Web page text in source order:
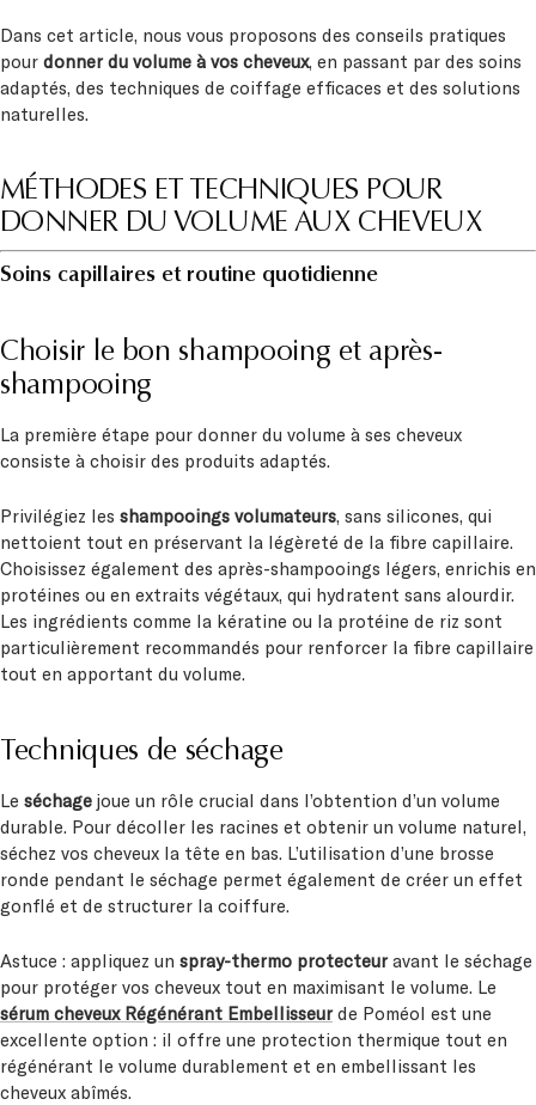
Dans cet article, nous vous proposons des conseils pratiques
pour donner du volume à vos cheveux, en passant par des soins
adaptés, des techniques de coiffage efficaces et des solutions
naturelles.
MÉTHODES ET TECHNIQUES POUR
DONNER DU VOLUME AUX CHEVEUX
Soins capillaires et routine quotidienne
Choisir le bon shampooing et après-
shampooing
La première étape pour donner du volume à ses cheveux
consiste à choisir des produits adaptés.
Privilégiez les shampooings volumateurs, sans silicones, qui
nettoient tout en préservant la légèreté de la fibre capillaire.
Choisissez également des après-shampooings légers, enrichis en
protéines ou en extraits végétaux, qui hydratent sans alourdir.
Les ingrédients comme la kératine ou la protéine de riz sont
particulièrement recommandés pour renforcer la fibre capillaire
tout en apportant du volume.
Techniques de séchage
Le séchage joue un rôle crucial dans l’obtention d’un volume
durable. Pour décoller les racines et obtenir un volume naturel,
séchez vos cheveux la tête en bas. L’utilisation d’une brosse
ronde pendant le séchage permet également de créer un effet
gonflé et de structurer la coiffure.
Astuce : appliquez un spray-thermo protecteuravant le séchage
pour protéger vos cheveux tout en maximisant le volume. Le
sérum cheveux Régénérant Embellisseurde Poméol est une
excellente option : il offre une protection thermique tout en
régénérant le volume durablement et en embellissant les
cheveux abîmés.